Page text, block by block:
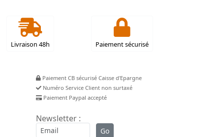
Livraison 48h Paiement sécurisé
Paiement CB sécurisé Caisse d'Epargne
Numéro Service Client non surtaxé
Paiement Paypal accepté
Newsletter :